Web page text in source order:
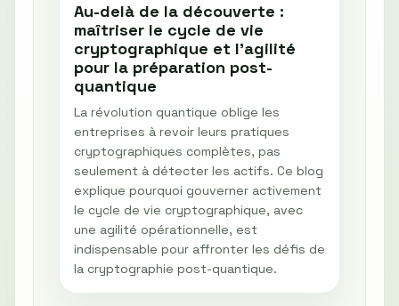
Au-delà de la découverte :
maîtriser le cycle de vie
cryptographique et l'agilité
pour la préparation post-
quantique
La révolution quantique oblige les
entreprises à revoir leurs pratiques
cryptographiques complètes, pas
seulement à détecter les actifs. Ce blog
explique pourquoi gouverner activement
le cycle de vie cryptographique, avec
une agilité opérationnelle, est
indispensable pour affronter les défis de
la cryptographie post-quantique.